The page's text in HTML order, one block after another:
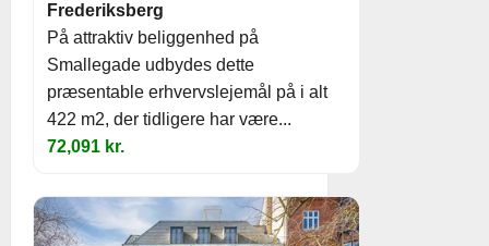
Frederiksberg
På attraktiv beliggenhed på
Smallegade udbydes dette
præsentable erhvervslejemål på i alt
422 m2, der tidligere har være...
72,091 kr.